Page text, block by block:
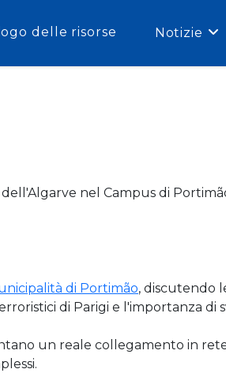
delle risorse Notizie
nel Campus di
di Portimão, discutendo
di Parigi e l'importanza di
un reale collegamento in